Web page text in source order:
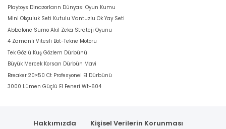
Playtoys Dinazorların Dünyası Oyun Kumu
Mini Okçuluk Seti Kutulu Vantuzlu Ok Yay Seti
Abbalone Sumo Akil Zeka Strateji Oyunu
4 Zamanlı Vitesli Bot-Tekne Motoru
Tek Gözlü Kuş Gözlem Dürbünü
Büyük Mercek Korsan Dürbün Mavi
Breaker 20×50 Ct Profesyonel El Dürbünü
3000 Lümen Güçlü El Feneri Wt-604
Hakkımızda
Kişisel Verilerin Korunması